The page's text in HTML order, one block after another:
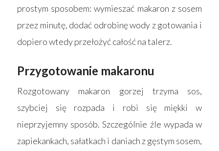
prostym sposobem: wymieszać makaron z sosem
przez minutę, dodać odrobinę wody z gotowania i
dopiero wtedy przełożyć całość na talerz.
Przygotowanie makaronu
Rozgotowany makaron gorzej trzyma sos,
szybciej się rozpada i robi się miękki w
nieprzyjemny sposób. Szczególnie źle wypada w
zapiekankach, sałatkach i daniach z gęstym sosem,